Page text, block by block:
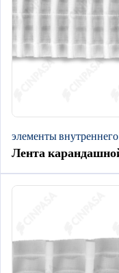
элементы внутреннего
Лента